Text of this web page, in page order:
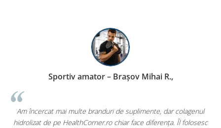
Sportiv amator – Brașov Mihai R.,
Am încercat mai multe branduri de suplimente, dar colagenul
hidrolizat de pe HealthCorner.ro chiar face diferența. Îl folosesc